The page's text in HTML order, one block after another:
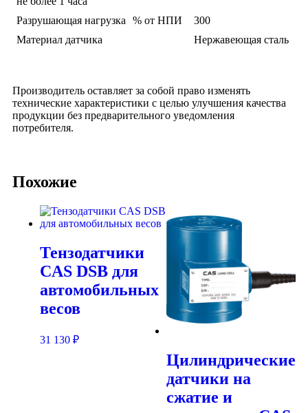
Разрушающая нагрузка
% от НПИ
300
Материал датчика
Нержавеющая сталь
Производитель оставляет за собой право изменять
технические характеристики с целью улучшения качества
продукции без предварительного уведомления
потребителя.
Похожие
Тензодатчики
CAS DSB для
автомобильных
весов
31 130 ₽
Цилиндрические
датчики на
сжатие и